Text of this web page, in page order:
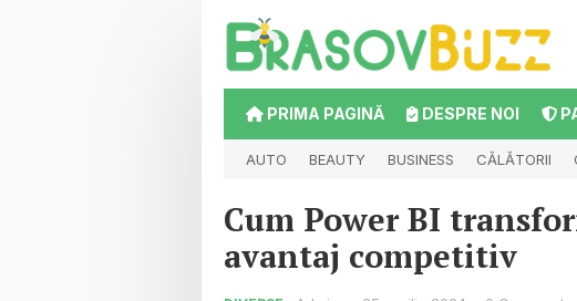
PRIMA PAGINĂ DESPRE NOI
AUTO BEAUTY BUSINESS CĂLĂTORII
Cum Power BI
avantaj competitiv